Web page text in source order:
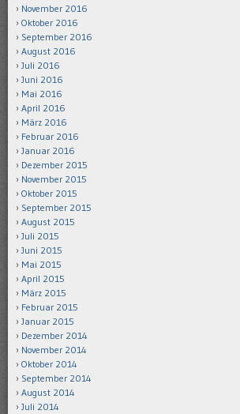
November 2016
Oktober 2016
September 2016
August 2016
Juli 2016
Juni 2016
Mai 2016
April 2016
März 2016
Februar 2016
Januar 2016
Dezember 2015
November 2015
Oktober 2015
September 2015
August 2015
Juli 2015
Juni 2015
Mai 2015
April 2015
März 2015
Februar 2015
Januar 2015
Dezember 2014
November 2014
Oktober 2014
September 2014
August 2014
Juli 2014